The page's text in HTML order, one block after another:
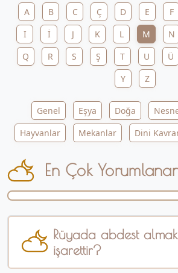
A B C Ç D E F
I
İ J K L M N
Q
R S Ş T U Ü
Y
Z
Genel Eşya Doğa
Hayvanlar
Mekanlar Dini
En Çok
Rüyada abdest
işarettir?